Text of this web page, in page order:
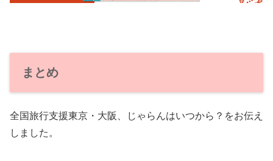
まとめ
全国旅行支援東京・大阪、じゃらんはいつから？をお伝え
しました。